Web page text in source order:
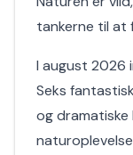
tankerne til at
I august 2026
Seks
og